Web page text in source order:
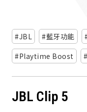
JBL 藍牙功能
Playtime Boost
JBL Clip 5